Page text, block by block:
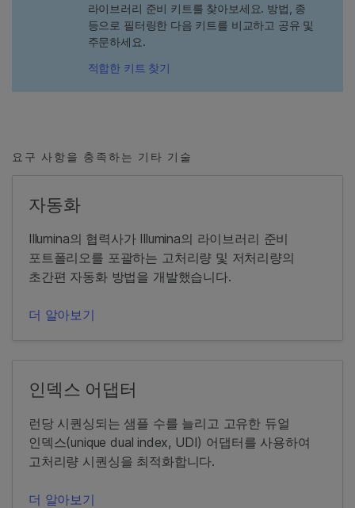
라이브러리 준비 키트를 찾아보세요. 방법, 종
등으로 필터링한 다음 키트를 비교하고 공유 및
주문하세요.
적합한 키트 찾기
요구 사항을 충족하는 기타 기술
자동화
Illumina의 협력사가 Illumina의 라이브러리 준비
포트폴리오를 포괄하는 고처리량 및 저처리량의
초간편 자동화 방법을 개발했습니다.
더 알아보기
인덱스 어댑터
런당 시퀀싱되는 샘플 수를 늘리고 고유한 듀얼
인덱스(unique dual index, UDI) 어댑터를 사용하여
고처리량 시퀀싱을 최적화합니다.
더 알아보기